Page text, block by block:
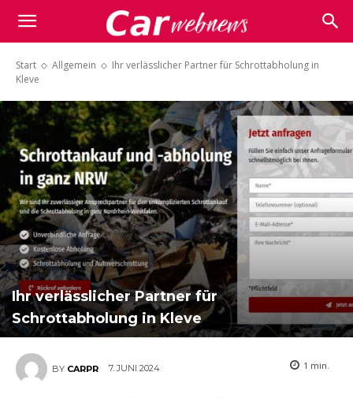
Carwebnews.com
Start Allgemein
Ihr verlässlicher Partner für Schrottabholung in
Kleve
Ihr verlässlicher Partner für
Schrottabholung in Kleve
BY CARPR 7. JUNI 2024 1 min.